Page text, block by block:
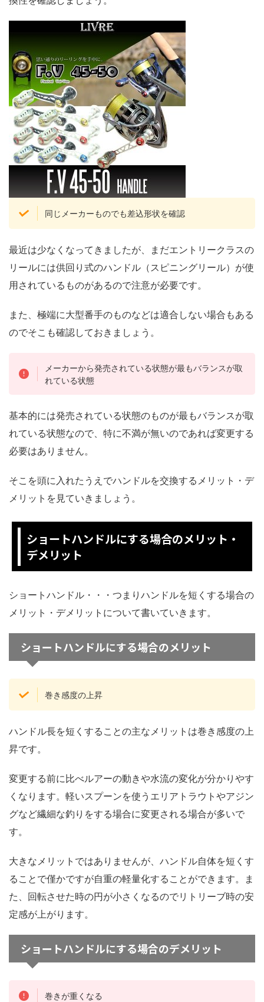
同じメーカーものでも差込形状を確認
最近は少なくなってきましたが、まだエントリークラスの
リールには供回り式のハンドル（スピニングリール）が使
用されているものがあるので注意が必要です。
また、極端に大型番手のものなどは適合しない場合もある
のでそこも確認しておきましょう。
メーカーから発売されている状態が最もバランスが取
れている状態
基本的には発売されている状態のものが最もバランスが取
れている状態なので、特に不満が無いのであれば変更する
必要はありません。
そこを頭に入れたうえでハンドルを交換するメリット・デ
メリットを見ていきましょう。
ショートハンドルにする場合のメリット・
デメリット
ショートハンドル・・・つまりハンドルを短くする場合の
メリット・デメリットについて書いていきます。
ショートハンドルにする場合のメリット
巻き感度の上昇
ハンドル長を短くすることの主なメリットは巻き感度の上
昇です。
変更する前に比べルアーの動きや水流の変化が分かりやす
くなります。軽いスプーンを使うエリアトラウトやアジン
グなど繊細な釣りをする場合に変更される場合が多いで
す。
大きなメリットではありませんが、ハンドル自体を短くす
ることで僅かですが自重の軽量化することができます。ま
た、回転させた時の円が小さくなるのでリトリーブ時の安
定感が上がります。
ショートハンドルにする場合のデメリット
巻きが重くなる